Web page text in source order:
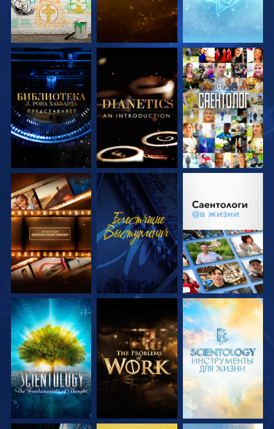
СМОТРЕТЬ
ПЕРЕДАЧИ
СМОТРЕТЬ
ПЕРЕДАЧИ
СМОТРЕТЬ
СМОТРЕТЬ
ПЕРЕДАЧИ
СМОТРЕТЬ
СМОТРЕТЬ
СМОТРЕТЬ
ПЕРЕДАЧИ
СМОТРЕТЬ
ПЕРЕДАЧИ
СМОТРЕТЬ
ПЕРЕДАЧИ